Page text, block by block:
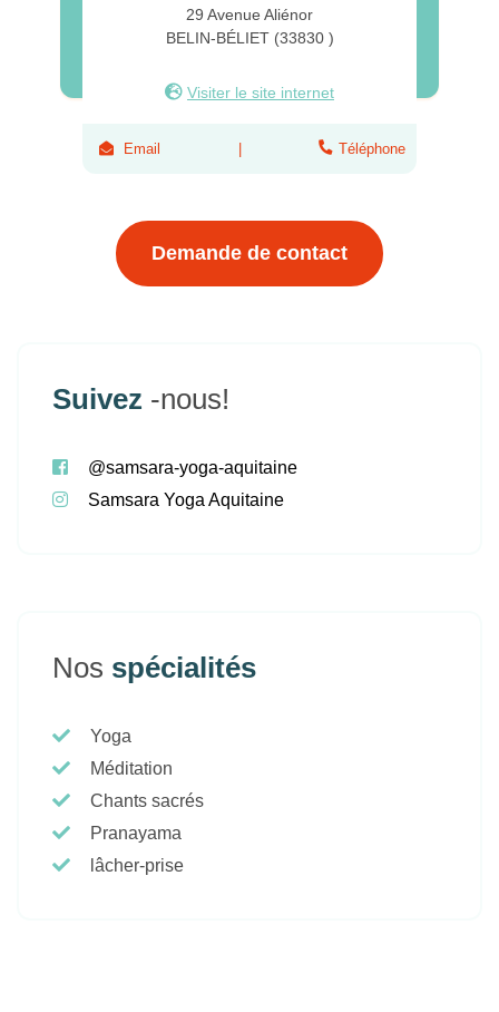
29 Avenue Aliénor
BELIN-BÉLIET (33830 )
Visiter le site internet
Email Téléphone
Demande de contact
Suivez -nous!
@samsara-yoga-aquitaine
Samsara Yoga Aquitaine
Nos spécialités
Yoga
Méditation
Chants sacrés
Pranayama
lâcher-prise